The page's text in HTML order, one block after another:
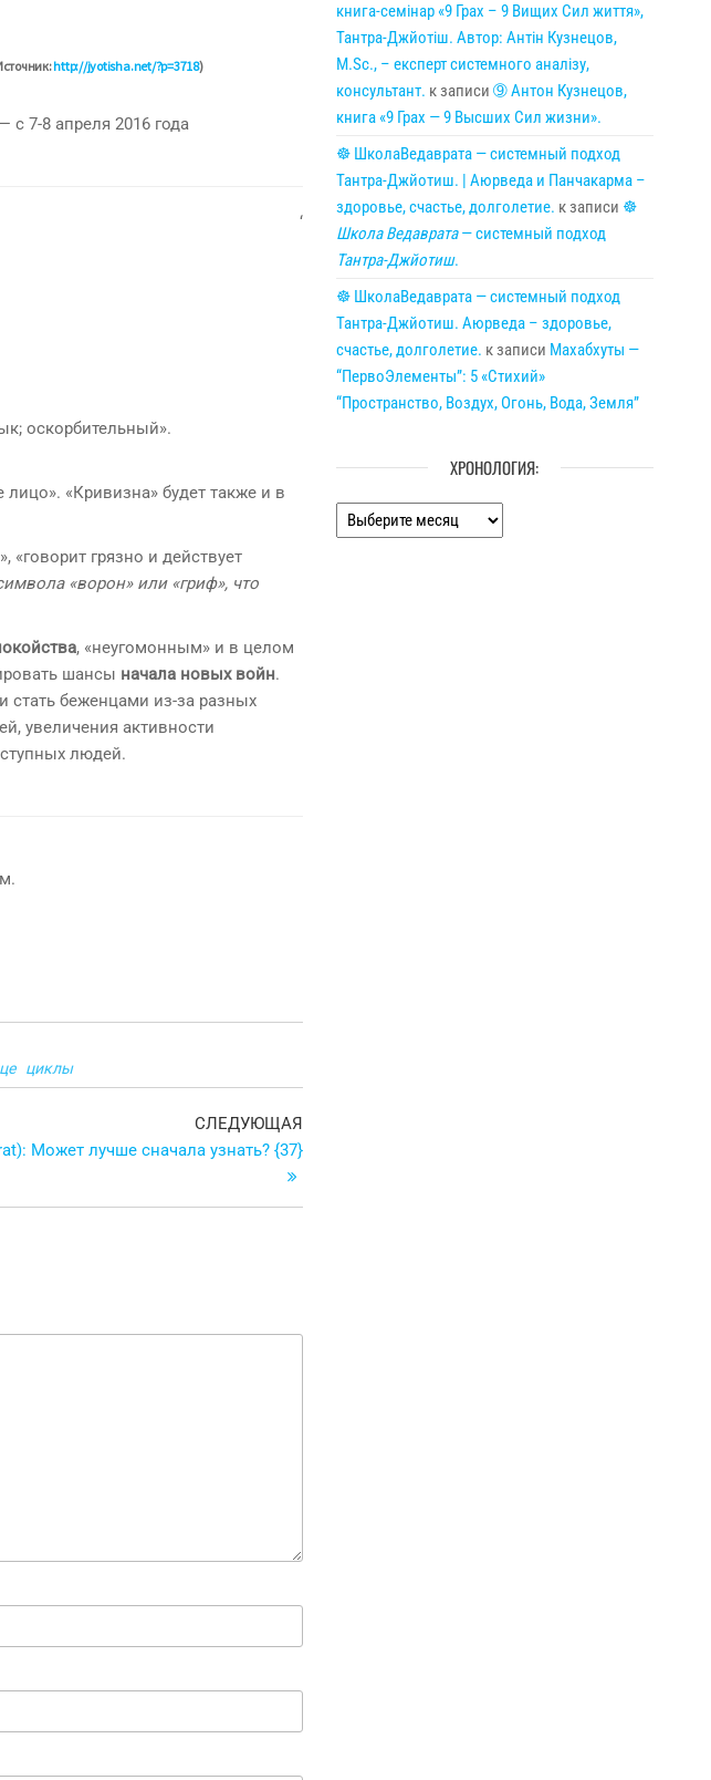
http://jyotisha.net/?p=3718)
— с 7-8 апреля 2016 года
‘
оскорбительный».
лицо». «Кривизна» будет также и в
«говорит грязно и действует
«ворон» или «гриф», что
, «неугомонным» и в целом
шансы начала новых войн.
стать беженцами из-за разных
увеличения активности
людей.
циклы
Следующая
запись
СЛЕДУЮЩАЯ
Может лучше сначала узнать? {37}
книга-семінар «9 Грах – 9 Вищих Сил життя»,
Тантра-Джйотіш. Автор: Антін Кузнецов,
M.Sc., – експерт системного аналізу,
консультант. к записи ➈ Антон Кузнецов,
книга «9 Грах — 9 Высших Сил жизни».
☸ ШколаВедаврата — системный подход
Тантра-Джйотиш. | Аюрведа и Панчакарма –
здоровье, счастье, долголетие. к записи ☸
Школа Ведаврата— системный подход
Тантра-Джйотиш.
☸ ШколаВедаврата — системный подход
Тантра-Джйотиш. Аюрведа – здоровье,
счастье, долголетие. к записи Махабхуты —
“ПервоЭлементы”: 5 «Стихий»
“Пространство, Воздух, Огонь, Вода, Земля”
ХРОНОЛОГИЯ:
Хронология: